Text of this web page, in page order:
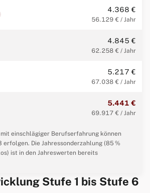
4.368 €
56.129 € / Jahr
4.845 €
62.258 € / Jahr
5.217 €
67.038 € / Jahr
5.441 €
69.917 € / Jahr
einschlägiger Berufserfahrung können
erfolgen. Die Jahressonderzahlung (85 %
ist in den Jahreswerten bereits
Stufe 1 bis Stufe 6